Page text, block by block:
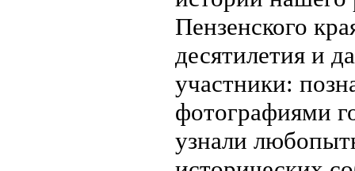
Пензенского
десятилетия и
участники:
фотографиями
узнали